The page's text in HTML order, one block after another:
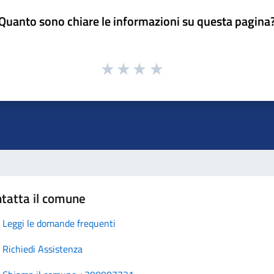
sono chiare le informazioni su questa
il comune
Leggi le domande frequenti
Richiedi Assistenza